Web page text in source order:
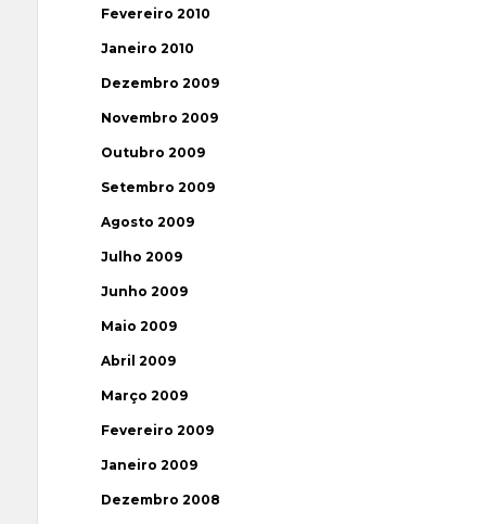
Fevereiro 2010
Janeiro 2010
Dezembro 2009
Novembro 2009
Outubro 2009
Setembro 2009
Agosto 2009
Julho 2009
Junho 2009
Maio 2009
Abril 2009
Março 2009
Fevereiro 2009
Janeiro 2009
Dezembro 2008